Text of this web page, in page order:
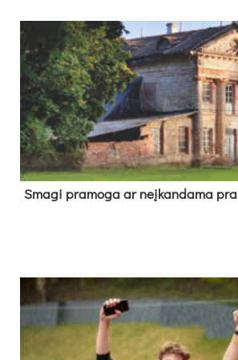
Sma­gi pra­mo­ga ar neį­kan­da­ma